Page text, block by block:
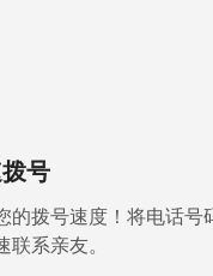
少 ⁦$5⁩
号
的拨号速度！将电话
联系亲友。